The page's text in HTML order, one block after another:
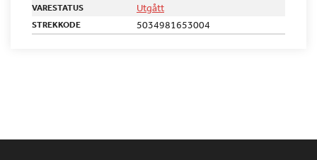
VARESTATUS
Utgått
STREKKODE 5034981653004